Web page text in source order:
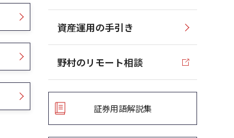
資産運用の手引き
野村のリモート相談
証券用語解説集